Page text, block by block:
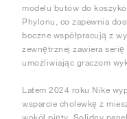
modelu butów do
Phylonu, co zapewnia
boczne współpracują z
zewnętrznej zawiera
umożliwiając graczom
Latem 2024 roku Nike
wsparcie cholewkę z